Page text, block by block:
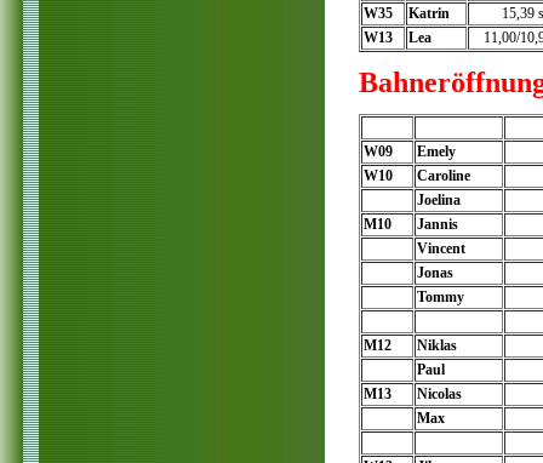
W35
Katrin
15,39 s
W13
Lea 11,00/
W09
Emely
W10
Caroline
Joelina
M10
Jannis
Vincent
Jonas
Tommy
M12
Niklas
Paul
M13
Nicolas
Max